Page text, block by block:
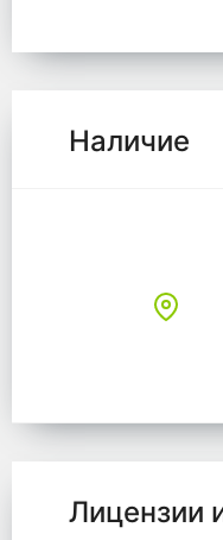
Наличие
Лицензии